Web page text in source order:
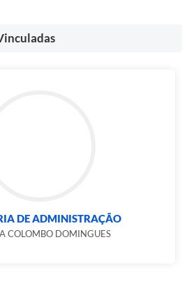
DE ADMINISTRAÇÃO
COLOMBO DOMINGUES